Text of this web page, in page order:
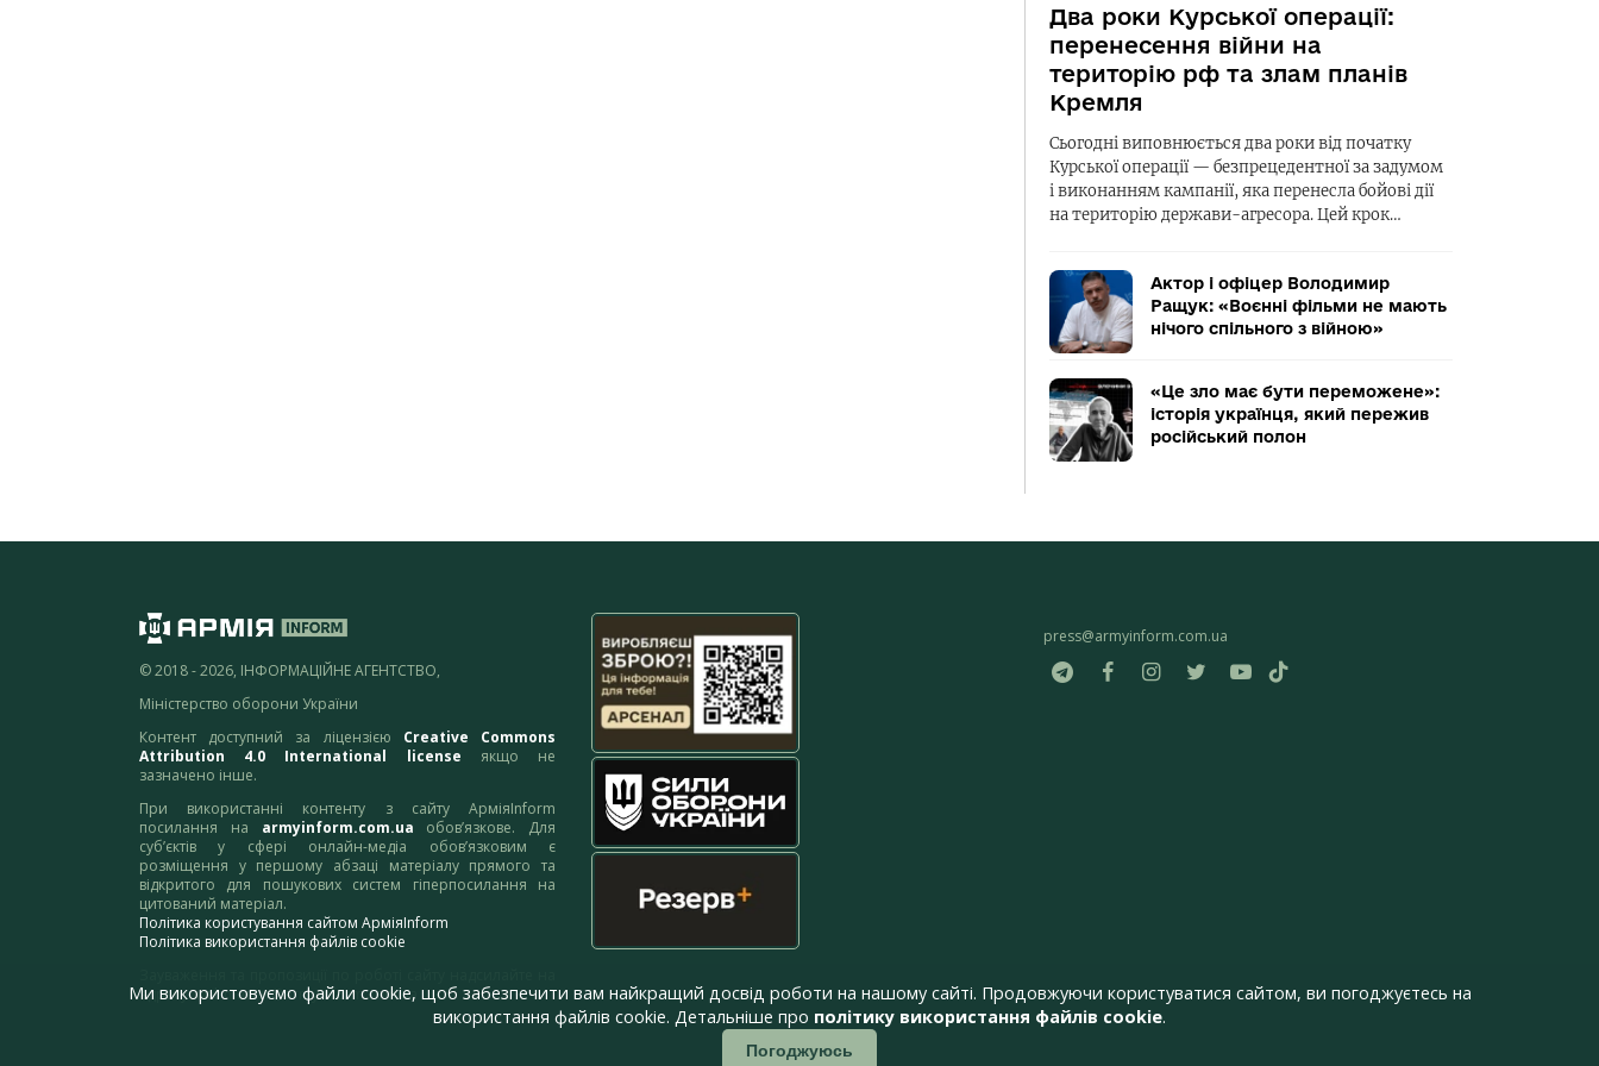
Два роки Курської операції:
перенесення війни на
територію рф та злам планів
Кремля
Сьогодні виповнюється два роки від початку
Курської операції — безпрецедентної за задумом
і виконанням кампанії, яка перенесла бойові дії
на територію держави-агресора. Цей крок…
Актор і офіцер Володимир
Ращук: «Воєнні фільми не мають
нічого спільного з війною»
«Це зло має бути переможене»:
історія українця, який пережив
російський полон
© 2018 - 2026, ІНФОРМАЦІЙНЕ АГЕНТСТВО,
Міністерство оборони України
Контент доступний за ліцензією Creative Commons
Attribution 4.0 International license якщо не
зазначено інше.
При використанні контенту з сайту АрміяInform
посилання на armyinform.com.ua обов’язкове. Для
суб’єктів у сфері онлайн-медіа обов’язковим є
розміщення у першому абзаці матеріалу прямого та
відкритого для пошукових систем гіперпосилання на
цитований матеріал.
Політика користування сайтом АрміяInform
Політика використання файлів cookie
адресу:webmaster@armyinform.com.ua
press@armyinform.com.ua
Ми використовуємо файли cookie, щоб забезпечити вам найкращий досвід роботи на нашому сайті. Продовжуючи користуватися сайтом, ви погоджуєтесь на
використання файлів cookie. Детальніше про політику використання файлів cookie.
Погоджуюсь